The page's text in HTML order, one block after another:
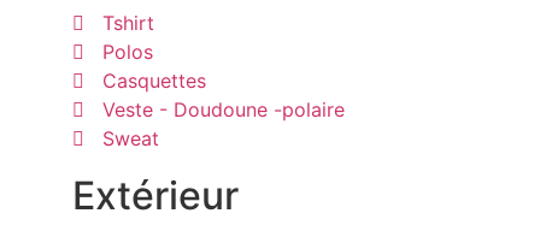
Tshirt
Polos
Casquettes
Veste - Doudoune -polaire
Sweat
Extérieur